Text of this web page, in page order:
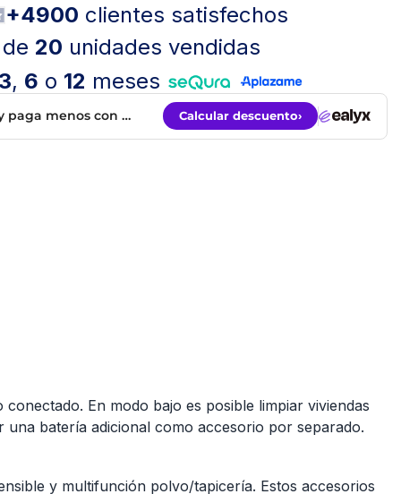
+4900 clientes satisfechos
20 unidades vendidas
3, 6 o 12 meses
En modo bajo es posible limpiar viviendas
batería adicional como accesorio por separado.
y multifunción polvo/tapicería. Estos accesorios